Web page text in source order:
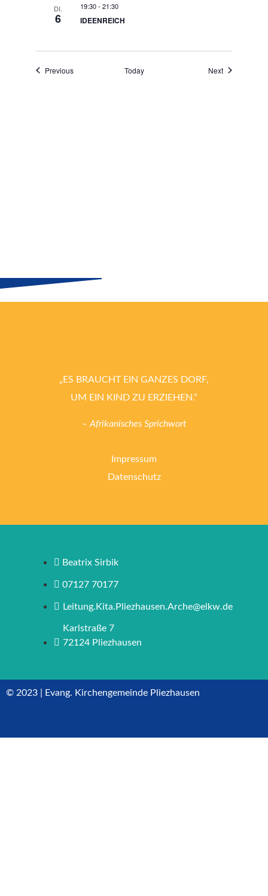
DI.
6
19:30- 21:30
IDEENREICH
PreviousEvents Today NextEvents
„ES BRAUCHT EIN GANZES DORF,
UM EIN KIND ZU ERZIEHEN.“
– Afrikanisches Sprichwort
Impressum
Datenschutz
Beatrix Sirbik
07127 70177
Leitung.Kita.Pliezhausen.Arche@elkw.de
Karlstraße 7
72124 Pliezhausen
© 2023 | Evang. Kirchengemeinde Pliezhausen